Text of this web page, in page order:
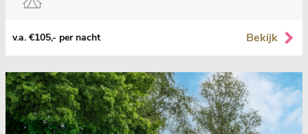
v.a. €105,- per nacht Bekijk